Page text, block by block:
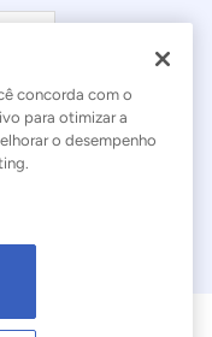
de Privacidade
concorda com o
para otimizar a
o desempenho